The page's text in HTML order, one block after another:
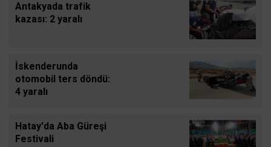
Antakyada trafik
kazası: 2 yaralı
İskenderunda
otomobil ters döndü:
4 yaralı
Hatay'da Aba Güreşi
Festivali